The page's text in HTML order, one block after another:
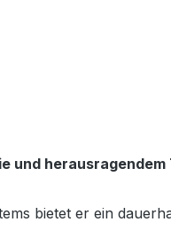
und
bietet er ein